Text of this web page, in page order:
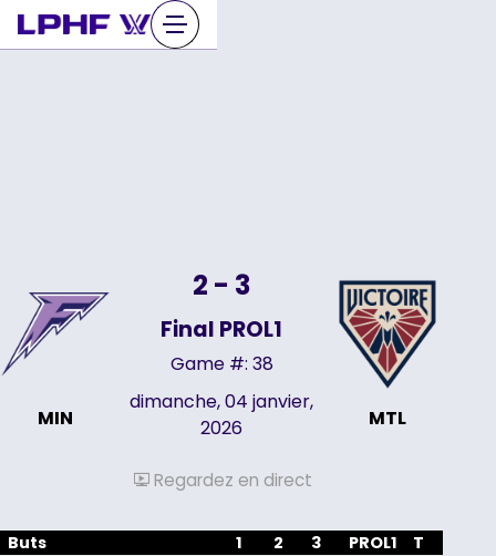
Sauter
au
MIN
2 - 3
Final PROL1
Game #: 38
dimanche, 04 janvier,
2026
MTL
Regardez en direct
Buts 1 2 3 PROL1 T